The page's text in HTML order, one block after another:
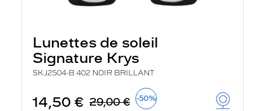
Lunettes de soleil
Signature Krys
SKJ2504-B 402 NOIR BRILLANT
14,50 € 29,00 € -50%